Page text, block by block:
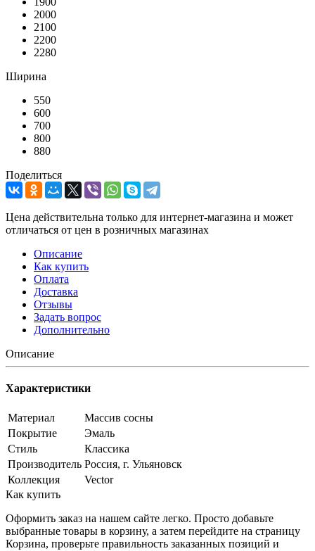
2000
2100
2200
2280
Ширина
550
600
700
800
880
Поделиться
Цена действительна только для интернет-магазина и может
отличаться от цен в розничных магазинах
Описание
Как купить
Оплата
Доставка
Отзывы
Задать вопрос
Дополнительно
Описание
Характеристики
Материал
Массив сосны
Покрытие
Эмаль
Стиль
Классика
Производитель Россия, г. Ульяновск
Коллекция
Vector
Как купить
Оформить заказ на нашем сайте легко. Просто добавьте
выбранные товары в корзину, а затем перейдите на страницу
Корзина, проверьте правильность заказанных позиций и